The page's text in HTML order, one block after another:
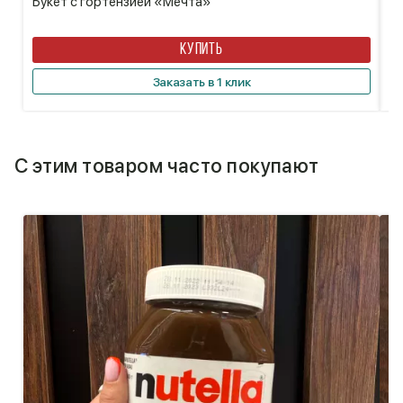
КУПИТЬ
Заказать в 1 клик
С этим товаром часто покупают